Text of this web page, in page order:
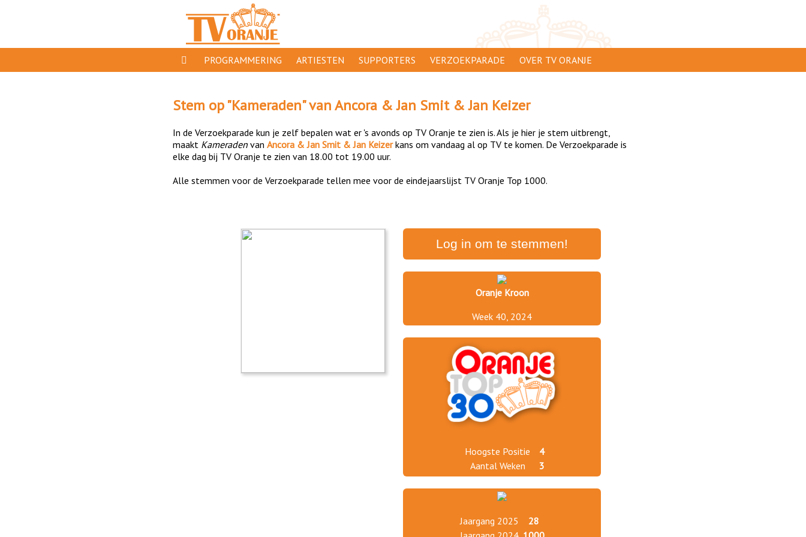
PROGRAMMERING
GESPEELD OP TV ORANJE
ORANJE KROON
TV ORANJE TOP 1000
11 VAN ORANJE
ARTIESTEN SUPPORTERS
AANMELDEN
VERZOEKPARADE OVER TV ORANJE
CLIP INSTUREN
ADVERTEREN
PRIVACY
Stem op "Kameraden" vanAncora & Jan Smit & Jan Keizer
In de Verzoekparade kun je zelf bepalen wat er 's avonds op TV Oranje te zien is. Als je hier je stem uitbrengt,
maakt Kameraden van Ancora & Jan Smit & Jan Keizerkans om vandaag al op TV te komen. De Verzoekparade is
elke dag bij TV Oranje te zien van 18.00 tot 19.00 uur.
Alle stemmen voor de Verzoekparade tellen mee voor de eindejaarslijst TV Oranje Top 1000.
Log in om te stemmen!
Oranje Kroon
Week 40, 2024
Hoogste Positie
4
Aantal Weken
3
Jaargang 2025
28